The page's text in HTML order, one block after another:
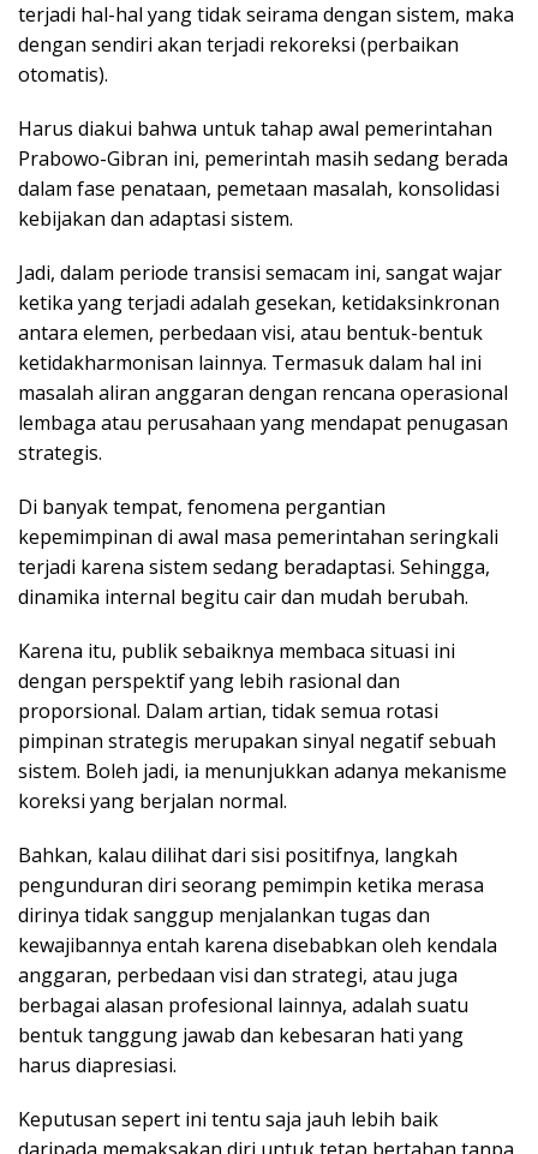
terjadi hal-hal yang tidak seirama dengan sistem, maka
dengan sendiri akan terjadi rekoreksi (perbaikan
otomatis).
Harus diakui bahwa untuk tahap awal pemerintahan
Prabowo-Gibran ini, pemerintah masih sedang berada
dalam fase penataan, pemetaan masalah, konsolidasi
kebijakan dan adaptasi sistem.
Jadi, dalam periode transisi semacam ini, sangat wajar
ketika yang terjadi adalah gesekan, ketidaksinkronan
antara elemen, perbedaan visi, atau bentuk-bentuk
ketidakharmonisan lainnya. Termasuk dalam hal ini
masalah aliran anggaran dengan rencana operasional
lembaga atau perusahaan yang mendapat penugasan
strategis.
Di banyak tempat, fenomena pergantian
kepemimpinan di awal masa pemerintahan seringkali
terjadi karena sistem sedang beradaptasi. Sehingga,
dinamika internal begitu cair dan mudah berubah.
Karena itu, publik sebaiknya membaca situasi ini
dengan perspektif yang lebih rasional dan
proporsional. Dalam artian, tidak semua rotasi
pimpinan strategis merupakan sinyal negatif sebuah
sistem. Boleh jadi, ia menunjukkan adanya mekanisme
koreksi yang berjalan normal.
Bahkan, kalau dilihat dari sisi positifnya, langkah
pengunduran diri seorang pemimpin ketika merasa
dirinya tidak sanggup menjalankan tugas dan
kewajibannya entah karena disebabkan oleh kendala
anggaran, perbedaan visi dan strategi, atau juga
berbagai alasan profesional lainnya, adalah suatu
bentuk tanggung jawab dan kebesaran hati yang
harus diapresiasi.
Keputusan sepert ini tentu saja jauh lebih baik